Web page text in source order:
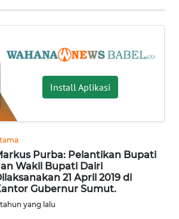
Install Aplikasi
Purba: Pelantikan Bupati
Wakil Bupati Dairi
21 April 2019 di
Gubernur Sumut.
yang lalu